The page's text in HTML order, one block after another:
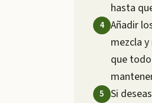
hasta
Añadir
mezcla
que
Si